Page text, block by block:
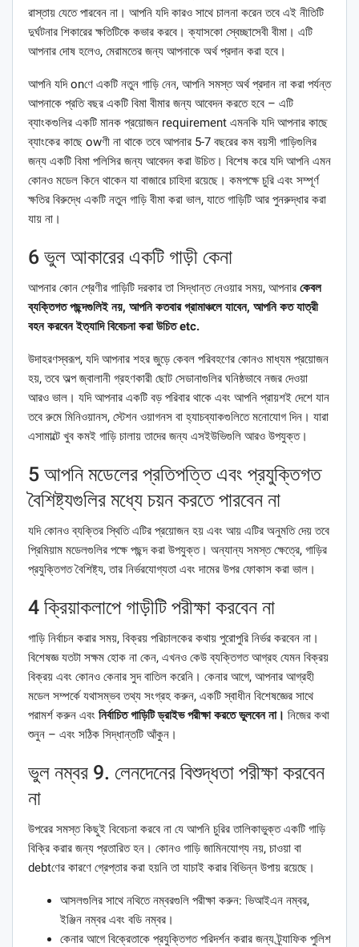
রাস্তায় যেতে পারবেন না। আপনি যদি কারও সাথে চালনা করেন তবে এই নীতিটি
দুর্ঘটনার শিকারের ক্ষতিটিকে কভার করবে। ক্যাসকো স্বেচ্ছাসেবী বীমা। এটি
আপনার দোষ হলেও, মেরামতের জন্য আপনাকে অর্থ প্রদান করা হবে।
আপনি যদি onণে একটি নতুন গাড়ি নেন, আপনি সমস্ত অর্থ প্রদান না করা পর্যন্ত
আপনাকে প্রতি বছর একটি বিমা বীমার জন্য আবেদন করতে হবে – এটি
ব্যাংকগুলির একটি মানক প্রয়োজন requirement এমনকি যদি আপনার কাছে
ব্যাংকের কাছে owণী না থাকে তবে আপনার 5-7 বছরের কম বয়সী গাড়িগুলির
জন্য একটি বিমা পলিসির জন্য আবেদন করা উচিত। বিশেষ করে যদি আপনি এমন
কোনও মডেল কিনে থাকেন যা বাজারে চাহিদা রয়েছে। কমপক্ষে চুরি এবং সম্পূর্ণ
ক্ষতির বিরুদ্ধে একটি নতুন গাড়ি বীমা করা ভাল, যাতে গাড়িটি আর পুনরুদ্ধার করা
যায় না।
6 ভুল আকারের একটি গাড়ী কেনা
আপনার কোন শ্রেণীর গাড়িটি দরকার তা সিদ্ধান্ত নেওয়ার সময়, আপনার কেবল
ব্যক্তিগত পছন্দগুলিই নয়, আপনি কতবার গ্রামাঞ্চলে যাবেন, আপনি কত যাত্রী
বহন করবেন ইত্যাদি বিবেচনা করা উচিত etc.
উদাহরণস্বরূপ, যদি আপনার শহর জুড়ে কেবল পরিবহণের কোনও মাধ্যম প্রয়োজন
হয়, তবে অল্প জ্বালানী গ্রহণকারী ছোট সেডানাগুলির ঘনিষ্ঠভাবে নজর দেওয়া
আরও ভাল। যদি আপনার একটি বড় পরিবার থাকে এবং আপনি প্রায়শই দেশে যান
তবে রুমে মিনিওয়ানস, স্টেশন ওয়াগনস বা হ্যাচব্যাকগুলিতে মনোযোগ দিন। যারা
এসামাল্টে খুব কমই গাড়ি চালায় তাদের জন্য এসইউভিগুলি আরও উপযুক্ত।
5 আপনি মডেলের প্রতিপত্তি এবং প্রযুক্তিগত
বৈশিষ্ট্যগুলির মধ্যে চয়ন করতে পারবেন না
যদি কোনও ব্যক্তির স্থিতি এটির প্রয়োজন হয় এবং আয় এটির অনুমতি দেয় তবে
প্রিমিয়াম মডেলগুলির পক্ষে পছন্দ করা উপযুক্ত। অন্যান্য সমস্ত ক্ষেত্রে, গাড়ির
প্রযুক্তিগত বৈশিষ্ট্য, তার নির্ভরযোগ্যতা এবং দামের উপর ফোকাস করা ভাল।
4 ক্রিয়াকলাপে গাড়ীটি পরীক্ষা করবেন না
গাড়ি নির্বাচন করার সময়, বিক্রয় পরিচালকের কথায় পুরোপুরি নির্ভর করবেন না।
বিশেষজ্ঞ যতটা সক্ষম হোক না কেন, এখনও কেউ ব্যক্তিগত আগ্রহ যেমন বিক্রয়
বিক্রয় এবং কোনও কেনার সুদ বাতিল করেনি। কেনার আগে, আপনার আগ্রহী
মডেল সম্পর্কে যথাসম্ভব তথ্য সংগ্রহ করুন, একটি স্বাধীন বিশেষজ্ঞের সাথে
পরামর্শ করুন এবং নির্বাচিত গাড়িটি ড্রাইভ পরীক্ষা করতে ভুলবেন না। নিজের কথা
শুনুন – এবং সঠিক সিদ্ধান্তটি আঁকুন।
ভুল নম্বর 9. লেনদেনের বিশুদ্ধতা পরীক্ষা করবেন
না
উপরের সমস্ত কিছুই বিবেচনা করবে না যে আপনি চুরির তালিকাভুক্ত একটি গাড়ি
বিক্রি করার জন্য প্রতারিত হন। কোনও গাড়ি জামিনযোগ্য নয়, চাওয়া বা
debtণের কারণে গ্রেপ্তার করা হয়নি তা যাচাই করার বিভিন্ন উপায় রয়েছে।
আসলগুলির সাথে নথিতে নম্বরগুলি পরীক্ষা করুন: ভিআইএন নম্বর,
ইঞ্জিন নম্বর এবং বডি নম্বর।
কেনার আগে বিক্রেতাকে প্রযুক্তিগত পরিদর্শন করার জন্য ট্র্যাফিক পুলিশ